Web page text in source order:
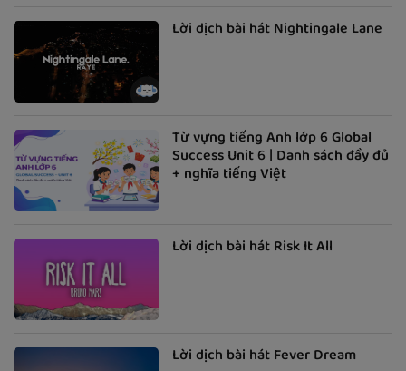
Lời dịch bài hát Nightingale Lane
Từ vựng tiếng Anh lớp 6 Global
Success Unit 6 | Danh sách đầy đủ
+ nghĩa tiếng Việt
Lời dịch bài hát Risk It All
Lời dịch bài hát Fever Dream